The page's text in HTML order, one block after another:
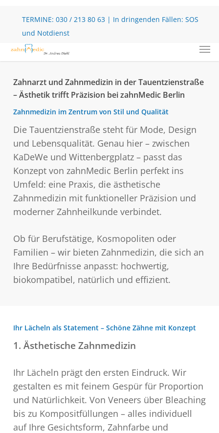
content
TERMINE: 030 / 213 80 63| In dringenden Fällen: SOS
und Notdienst
Zahnarzt und Zahnmedizin in der Tauentzienstraße
– Ästhetik trifft Präzision bei zahnMedic Berlin
Zahnmedizin im Zentrum von Stil und Qualität
Die Tauentzienstraße steht für Mode, Design
und Lebensqualität. Genau hier – zwischen
KaDeWe und Wittenbergplatz – passt das
Konzept von zahnMedic Berlin perfekt ins
Umfeld: eine Praxis, die ästhetische
Zahnmedizin mit funktioneller Präzision und
moderner Zahnheilkunde verbindet.
Ob für Berufstätige, Kosmopoliten oder
Familien – wir bieten Zahnmedizin, die sich an
Ihre Bedürfnisse anpasst: hochwertig,
biokompatibel, natürlich und effizient.
Ihr Lächeln als Statement – Schöne Zähne mit Konzept
1. Ästhetische Zahnmedizin
Ihr Lächeln prägt den ersten Eindruck. Wir
gestalten es mit feinem Gespür für Proportion
und Natürlichkeit. Von Veneers über Bleaching
bis zu Kompositfüllungen – alles individuell
auf Ihre Gesichtsform, Zahnfarbe und